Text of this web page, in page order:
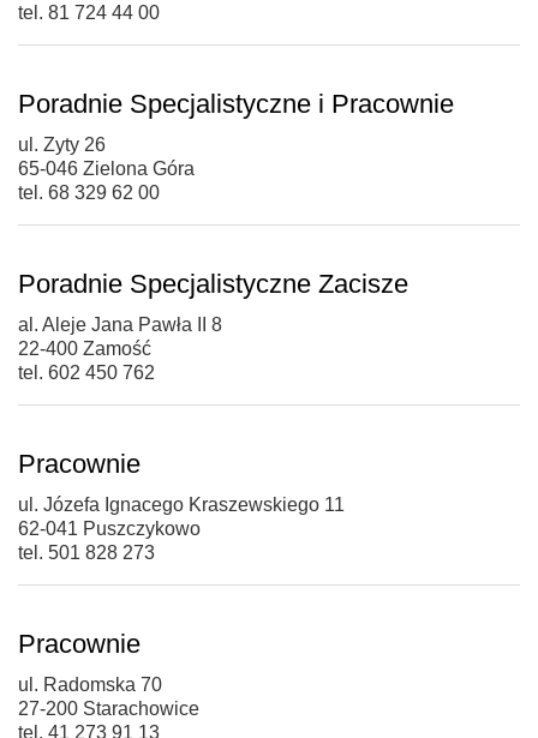
tel. 81 724 44 00
Poradnie Specjalistyczne i Pracownie
ul. Zyty 26
65-046 Zielona Góra
tel. 68 329 62 00
Poradnie Specjalistyczne Zacisze
al. Aleje Jana Pawła II 8
22-400 Zamość
tel. 602 450 762
Pracownie
ul. Józefa Ignacego Kraszewskiego 11
62-041 Puszczykowo
tel. 501 828 273
Pracownie
ul. Radomska 70
27-200 Starachowice
tel. 41 273 91 13